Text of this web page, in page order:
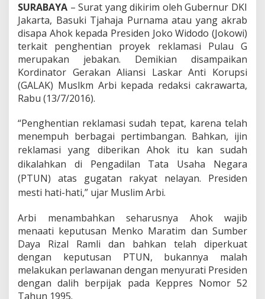
n
j
e
b
a
k
J
o
i
A
a
r
M
e
m
e
l
a
K
e
p
u
SURABAYA – Surat yang dikirim oleh Gubernur DKI
Jakarta, Basuki Tjahaja Purnama atau yang akrab
disapa Ahok kepada Presiden Joko Widodo (Jokowi)
terkait penghentian proyek reklamasi Pulau G
merupakan jebakan. Demikian disampaikan
Kordinator Gerakan Aliansi Laskar Anti Korupsi
(GALAK) Muslkm Arbi kepada redaksi cakrawarta,
Rabu (13/7/2016).
“Penghentian reklamasi sudah tepat, karena telah
menempuh berbagai pertimbangan. Bahkan, ijin
reklamasi yang diberikan Ahok itu kan sudah
dikalahkan di Pengadilan Tata Usaha Negara
(PTUN) atas gugatan rakyat nelayan. Presiden
mesti hati-hati,” ujar Muslim Arbi.
Arbi menambahkan seharusnya Ahok wajib
menaati keputusan Menko Maratim dan Sumber
Daya Rizal Ramli dan bahkan telah diperkuat
dengan keputusan PTUN, bukannya malah
melakukan perlawanan dengan menyurati Presiden
dengan dalih berpijak pada Keppres Nomor 52
Tahun 1995.